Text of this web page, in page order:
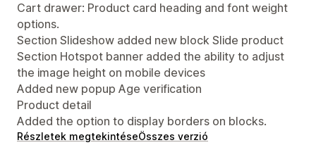
Cart drawer: Product card heading and font weight
options.
Section Slideshow added new block Slide product
Section Hotspot banner added the ability to adjust
the image height on mobile devices
Added new popup Age verification
Product detail
Added the option to display borders on blocks.
Részletek megtekintéseÖsszes verzió